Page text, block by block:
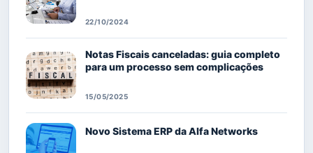
22/10/2024
Notas Fiscais canceladas: guia completo
para um processo sem complicações
15/05/2025
Novo Sistema ERP da Alfa Networks